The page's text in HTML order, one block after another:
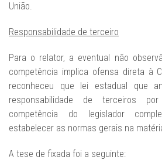
União.
Responsabilidade de terceiro
Para o relator, a eventual não
competência implica ofensa direta à
reconheceu que lei estadual que
responsabilidade de terceiros
competência do legislador
estabelecer as normas gerais na
A tese de fixada foi a seguinte: